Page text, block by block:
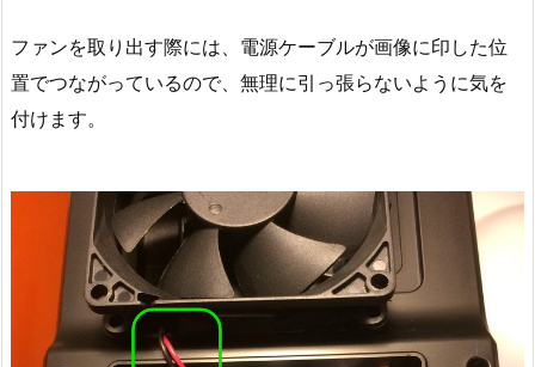
ファンを取り出す際には、電源ケーブルが画像に印した位
置でつながっているので、無理に引っ張らないように気を
付けます。